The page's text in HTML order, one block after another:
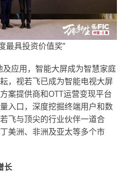
最具投资价值奖”
应用，智能大屏成为智慧家庭
，视若飞已成为智能电视大屏
案提供商和OTT运营变现平台
入口，深度挖掘终端用户和数
飞与顶尖的行业伙伴一道合
美洲、非洲及亚太等多个市
长